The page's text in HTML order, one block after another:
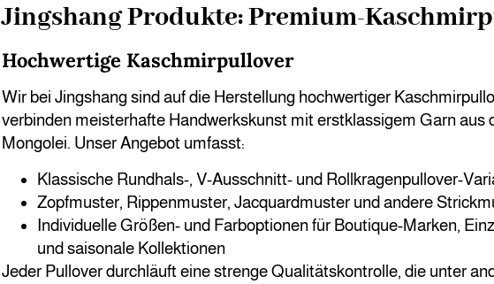
Jingshang Produkte: Premium-
Hochwertige Kaschmirpullover
Wir bei Jingshang sind auf die Herstellung hochwertiger
verbinden meisterhafte Handwerkskunst mit erstklassigem Garn aus
Mongolei. Unser Angebot umfasst:
Klassische Rundhals-, V-Ausschnitt- und Rollkragenpullover-
Zopfmuster, Rippenmuster, Jacquardmuster und andere
Individuelle Größen- und Farboptionen für Boutique-Marken,
und saisonale Kollektionen
Jeder Pullover durchläuft eine strenge Qualitätskontrolle, die unter